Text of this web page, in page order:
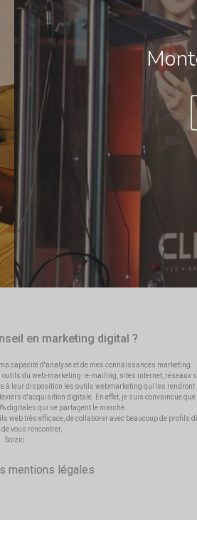
en marketing digital ?
capacité d'analyse et de mes connaissances marketing.
du web-marketing : e-mailing, sites internet, réseaux
à leur disposition les outils webmarketing qui les
d'acquisition digitale. En effet, je suis convaincue
digitales qui se partagent le marché.
très efficace, de collaborer avec beaucoup de profils
vous rencontrer,
Soizic
mentions légales